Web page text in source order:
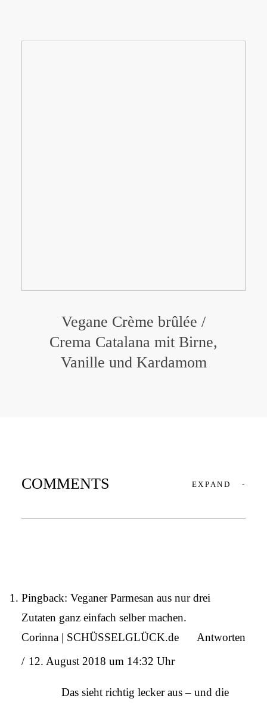
Vegane Crème brûlée /
Crema Catalana mit Birne,
Vanille und Kardamom
COMMENTS EXPAND -
Pingback: Veganer Parmesan aus nur drei
Zutaten ganz einfach selber machen.
Corinna | SCHÜSSELGLÜCK.de
12. August 2018 um 14:32 Uhr
Das sieht richtig lecker aus – und die
Antworten